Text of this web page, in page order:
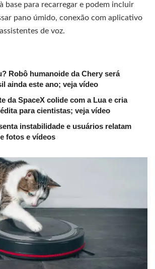
base para recarregar e podem incluir
pano úmido, conexão com aplicativo
de voz.
Robô humanoide da Chery será
ainda este ano; veja vídeo
da SpaceX colide com a Lua e cria
para cientistas; veja vídeo
instabilidade e usuários relatam
fotos e vídeos